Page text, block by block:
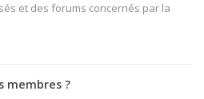
et des forums concernés par la
membres ?